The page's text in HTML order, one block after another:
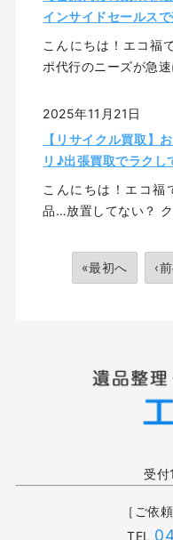
インサイドセールス
こんにちは！エコ福
ポ代行のニーズが急
2025年11月21日
【リサイクル買取】
リ♪出張買取でラクし
こんにちは！エコ
品…放置してない？
«最初へ ‹
受
［ご依
TEL